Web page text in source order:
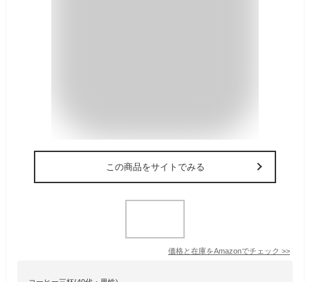
この商品をサイトでみる
価格と在庫をAmazonでチェック >>